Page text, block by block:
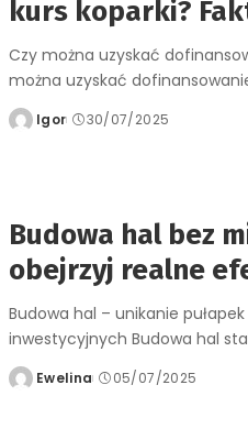
kurs koparki?
Czy można uzyskać
można uzyskać
Posted
Igor 30/07/2025
Budowa hal bez
obejrzyj realne
Budowa hal – unikanie
inwestycyjnych Budowa hal
PostedEwelina 05/07/2025